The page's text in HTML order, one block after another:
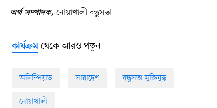
অর্থ সম্পাদক, নোয়াখালী বন্ধুসভা
কার্যক্রমথেকে আরও পড়ুন
অলিম্পিয়াড সারাদেশ বন্ধুসভা মুক্তিযুদ্ধ
নোয়াখালী